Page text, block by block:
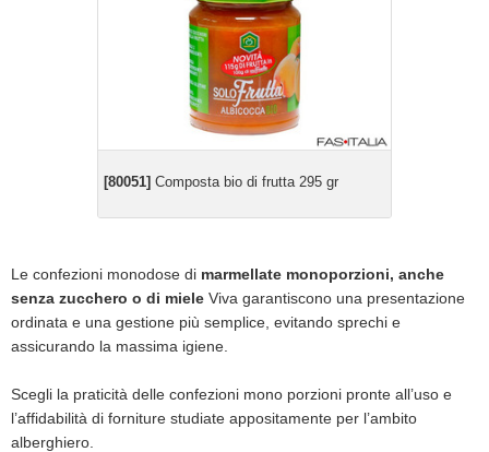
[80051] Composta bio di frutta 295 gr
Le confezioni monodose di marmellate monoporzioni, anche
senza zucchero o di miele Viva garantiscono una presentazione
ordinata e una gestione più semplice, evitando sprechi e
assicurando la massima igiene.
Scegli la praticità delle confezioni mono porzioni pronte all’uso e
l’affidabilità di forniture studiate appositamente per l’ambito
alberghiero.